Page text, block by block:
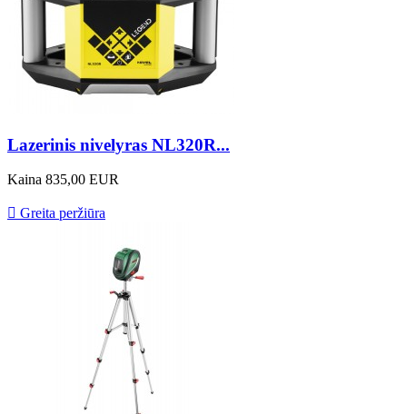
Lazerinis nivelyras NL320R...
Kaina 835,00 EUR
 Greita peržiūra